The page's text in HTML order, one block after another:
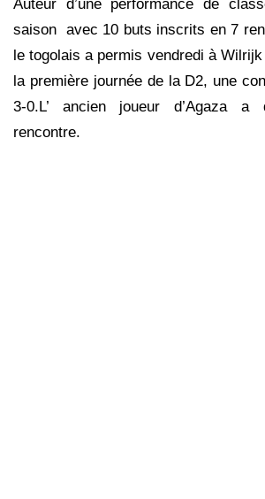
Auteur d’une performance de
saison avec 10 buts inscrits en 7
le togolais a permis vendredi à Wilrijk
la première journée de la D2, une
3-0.L’ ancien joueur d’Agaza
rencontre.